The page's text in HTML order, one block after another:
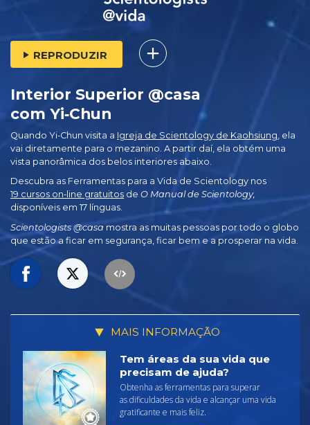
REPRODUZIR
Interior Superior @casa
com Yi‑Chun
Quando Yi‑Chun visita a Igreja de Scientology de Kaohsiung , ela
vai diretamente para o mezanino. A partir daí, ela obtém uma
vista panorâmica dos belos interiores abaixo.
Descubra as Ferramentas para a Vida de Scientology nos
19 cursos on‑line gratuitos de O Manual de Scientology,
disponíveis em 17 línguas.
Scientologists @casa mostra as muitas pessoas por todo o globo
que estão a ficar em segurança, ficar bem e a prosperar na vida.
MAIS INFORMAÇÃO
Tem áreas da sua vida que
precisam de ajuda?
Obtenha as ferramentas para superar
as dificuldades da vida e alcançar uma vida
gratificante e mais feliz.